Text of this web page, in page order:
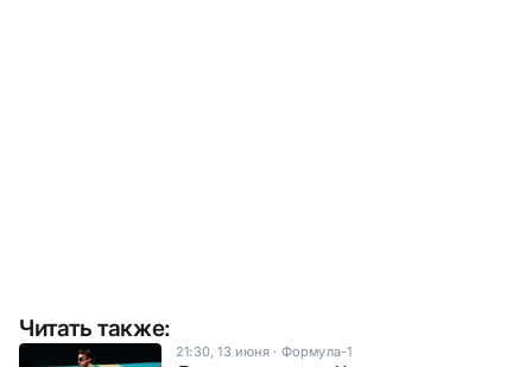
Читать также:
21:30, 13 июня· Формула-1